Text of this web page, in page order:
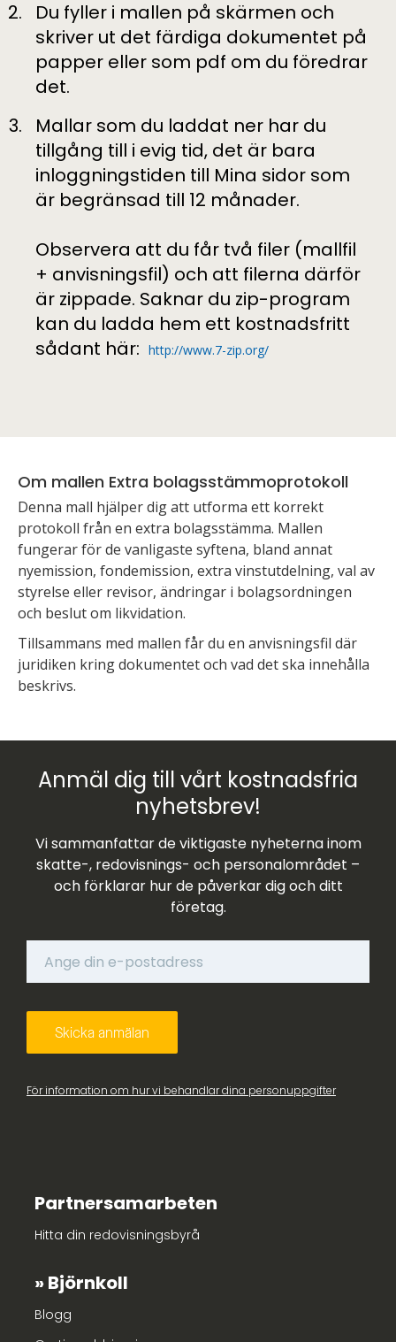
Du fyller i mallen på skärmen och
skriver ut det färdiga dokumentet på
papper eller som pdf om du föredrar
det.
Mallar som du laddat ner har du
tillgång till i evig tid, det är bara
inloggningstiden till Mina sidor som
är begränsad till 12 månader.
Observera att du får två filer (mallfil
+ anvisningsfil) och att filerna därför
är zippade. Saknar du zip-program
kan du ladda hem ett kostnadsfritt
sådant här: http://www.7-zip.org/
Om mallen Extra bolagsstämmoprotokoll
Denna mall hjälper dig att utforma ett korrekt
protokoll från en extra bolagsstämma. Mallen
fungerar för de vanligaste syftena, bland annat
nyemission, fondemission, extra vinstutdelning, val av
styrelse eller revisor, ändringar i bolagsordningen
och beslut om likvidation.
Tillsammans med mallen får du en anvisningsfil där
juridiken kring dokumentet och vad det ska innehålla
beskrivs.
Anmäl dig till vårt kostnadsfria
nyhetsbrev!
Vi sammanfattar de viktigaste nyheterna inom
skatte-, redovisnings- och personalområdet –
och förklarar hur de påverkar dig och ditt
företag.
För information om hur vi behandlar dina personuppgifter
Partnersamarbeten
Hitta din redovisningsbyrå
Björnkoll
Blogg